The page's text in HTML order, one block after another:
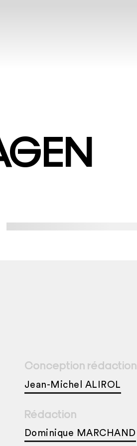
Conception rédaction
Jean-Michel ALIROL
Rédaction
Dominique MARCHAND